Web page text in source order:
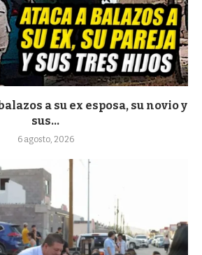
a su ex esposa, su novio y
sus...
6 agosto, 2026